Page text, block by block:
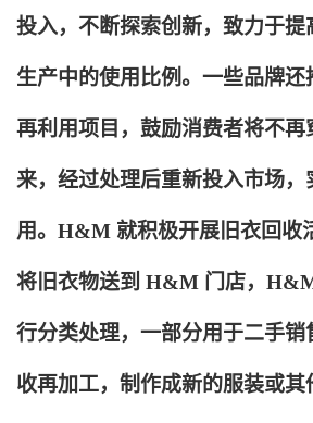
投入，不断探索创新，致力于提
生产中的使用比例。一些品牌还
再利用项目，鼓励消费者将不再
来，经过处理后重新投入市场，
用。H&M 就积极开展旧衣回收
将旧衣物送到 H&M 门店，
行分类处理，一部分用于二手销
收再加工，制作成新的服装或其